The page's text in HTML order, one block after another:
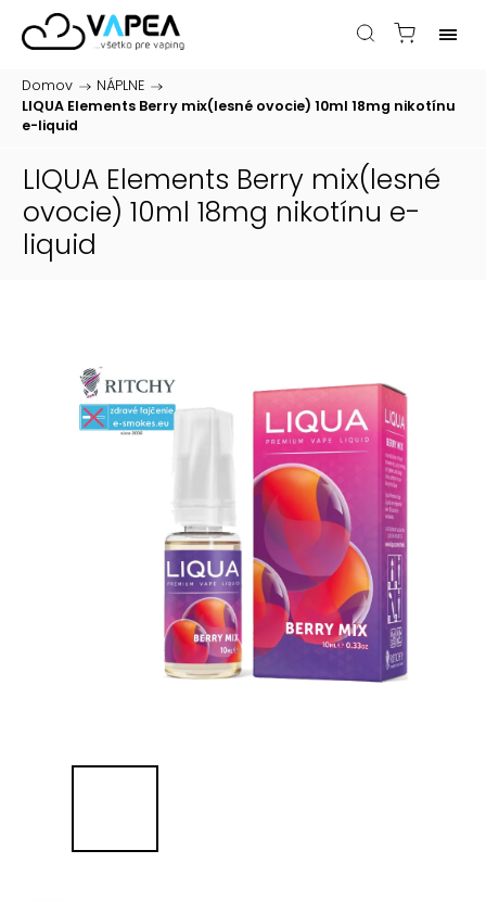
Domov / NÁPLNE /
LIQUA Elements Berry mix(lesné ovocie) 10ml 18mg nikotínu
e-liquid
LIQUA Elements Berry mix(lesné
ovocie) 10ml 18mg nikotínu e-
liquid